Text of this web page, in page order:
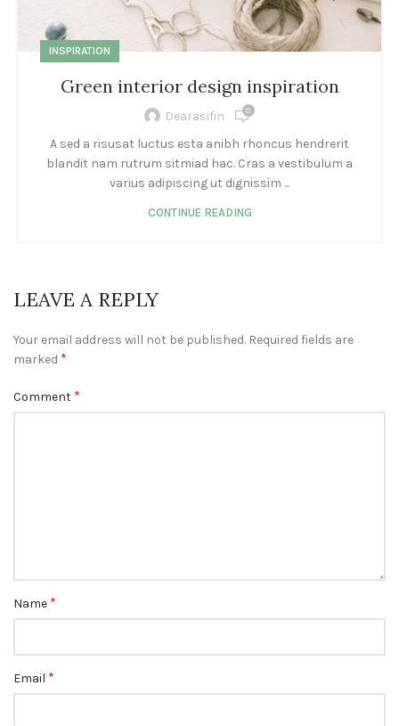
INSPIRATION
Green interior design inspiration
Dearasifin 0
A sed a risusat luctus esta anibh rhoncus hendrerit
blandit nam rutrum sitmiad hac. Cras a vestibulum a
varius adipiscing ut dignissim ...
CONTINUE READING
LEAVE A REPLY
Your email address will not be published. Required fields are
marked *
Comment *
Name *
Email *